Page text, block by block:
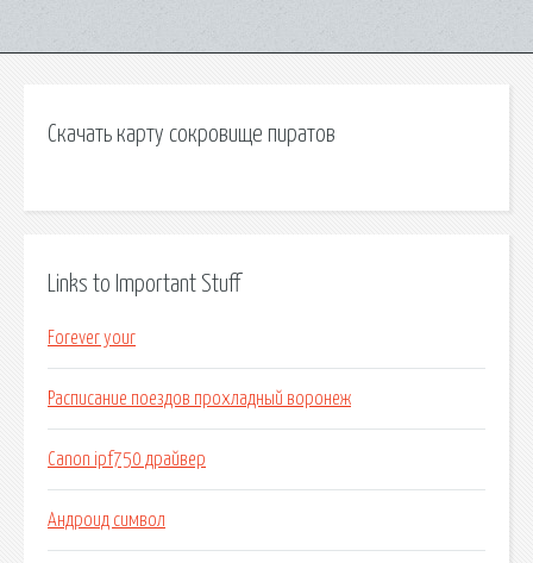
Скачать карту сокровище пиратов
Links to Important Stuff
Forever your
Расписание поездов прохладный воронеж
Canon ipf750 драйвер
Андроид символ